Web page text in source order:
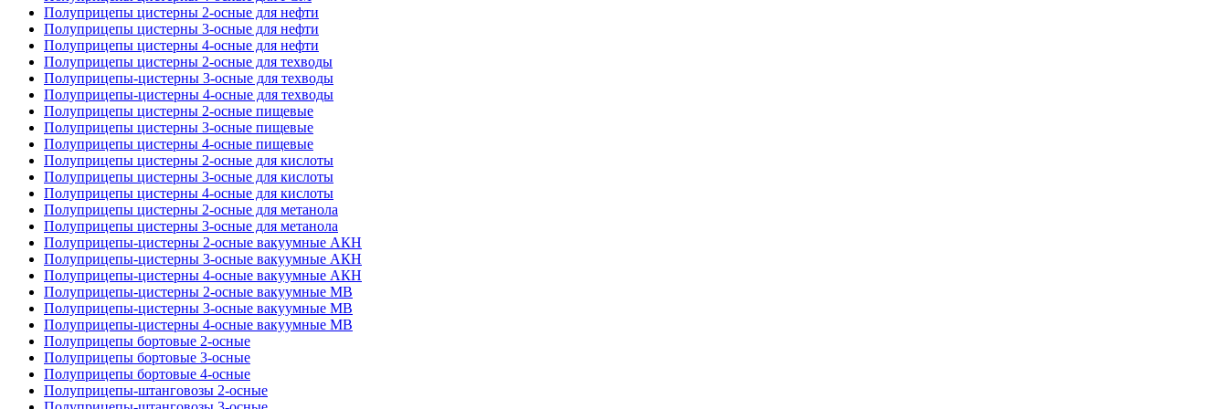
Полуприцепы цистерны 2-осные для нефти
Полуприцепы цистерны 3-осные для нефти
Полуприцепы цистерны 4-осные для нефти
Полуприцепы цистерны 2-осные для техводы
Полуприцепы-цистерны 3-осные для техводы
Полуприцепы-цистерны 4-осные для техводы
Полуприцепы цистерны 2-осные пищевые
Полуприцепы цистерны 3-осные пищевые
Полуприцепы цистерны 4-осные пищевые
Полуприцепы цистерны 2-осные для кислоты
Полуприцепы цистерны 3-осные для кислоты
Полуприцепы цистерны 4-осные для кислоты
Полуприцепы цистерны 2-осные для метанола
Полуприцепы цистерны 3-осные для метанола
Полуприцепы-цистерны 2-осные вакуумные АКН
Полуприцепы-цистерны 3-осные вакуумные АКН
Полуприцепы-цистерны 4-осные вакуумные АКН
Полуприцепы-цистерны 2-осные вакуумные МВ
Полуприцепы-цистерны 3-осные вакуумные МВ
Полуприцепы-цистерны 4-осные вакуумные МВ
Полуприцепы бортовые 2-осные
Полуприцепы бортовые 3-осные
Полуприцепы бортовые 4-осные
Полуприцепы-штанговозы 2-осные